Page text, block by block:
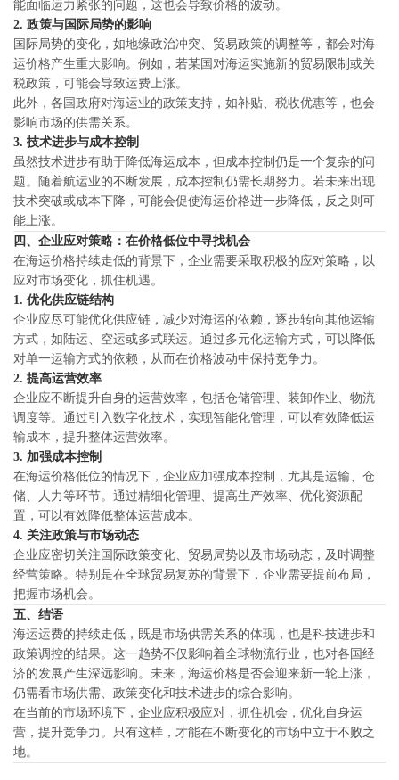
能面临运力紧张的问题，这也会导致价格的波动。
2. 政策与国际局势的影响
国际局势的变化，如地缘政治冲突、贸易政策的调整等，都会对海
运价格产生重大影响。例如，若某国对海运实施新的贸易限制或关
税政策，可能会导致运费上涨。
此外，各国政府对海运业的政策支持，如补贴、税收优惠等，也会
影响市场的供需关系。
3. 技术进步与成本控制
虽然技术进步有助于降低海运成本，但成本控制仍是一个复杂的问
题。随着航运业的不断发展，成本控制仍需长期努力。若未来出现
技术突破或成本下降，可能会促使海运价格进一步降低，反之则可
能上涨。
四、企业应对策略：在价格低位中寻找机会
在海运价格持续走低的背景下，企业需要采取积极的应对策略，以
应对市场变化，抓住机遇。
1. 优化供应链结构
企业应尽可能优化供应链，减少对海运的依赖，逐步转向其他运输
方式，如陆运、空运或多式联运。通过多元化运输方式，可以降低
对单一运输方式的依赖，从而在价格波动中保持竞争力。
2. 提高运营效率
企业应不断提升自身的运营效率，包括仓储管理、装卸作业、物流
调度等。通过引入数字化技术，实现智能化管理，可以有效降低运
输成本，提升整体运营效率。
3. 加强成本控制
在海运价格低位的情况下，企业应加强成本控制，尤其是运输、仓
储、人力等环节。通过精细化管理、提高生产效率、优化资源配
置，可以有效降低整体运营成本。
4. 关注政策与市场动态
企业应密切关注国际政策变化、贸易局势以及市场动态，及时调整
经营策略。特别是在全球贸易复苏的背景下，企业需要提前布局，
把握市场机会。
五、结语
海运运费的持续走低，既是市场供需关系的体现，也是科技进步和
政策调控的结果。这一趋势不仅影响着全球物流行业，也对各国经
济的发展产生深远影响。未来，海运价格是否会迎来新一轮上涨，
仍需看市场供需、政策变化和技术进步的综合影响。
在当前的市场环境下，企业应积极应对，抓住机会，优化自身运
营，提升竞争力。只有这样，才能在不断变化的市场中立于不败之
地。